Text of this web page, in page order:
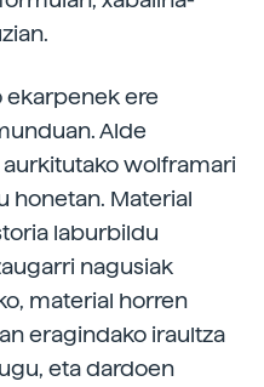
ekarpenek ere
Alde
aurkitutako wolframari
honetan. Material
laburbildu
nagusiak
material horren
eragindako iraultza
eta dardoen